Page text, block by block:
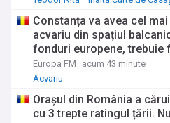
Constanța va avea cel
acvariu din spațiul
fonduri europene, trebuie
Galerie Foto
Europa FM
acum 43 minute
Acvariu
Orașul din România a
cu 3 trepte ratingul țării.